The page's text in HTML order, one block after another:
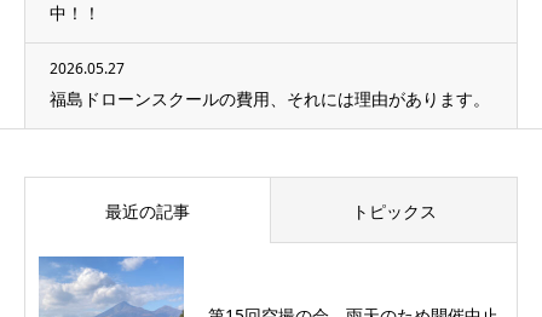
中！！
2026.05.27
福島ドローンスクールの費用、それには理由があります。
最近の記事 トピックス